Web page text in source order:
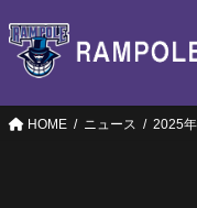
HOME ニュース 2025